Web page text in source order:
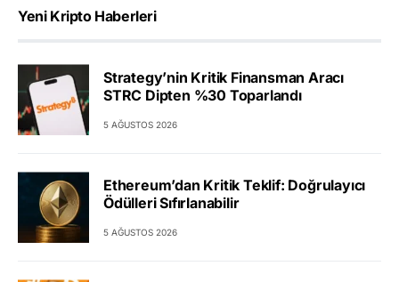
Yeni Kripto Haberleri
Strategy’nin Kritik Finansman Aracı
STRC Dipten %30 Toparlandı
5 AĞUSTOS 2026
Ethereum’dan Kritik Teklif: Doğrulayıcı
Ödülleri Sıfırlanabilir
5 AĞUSTOS 2026